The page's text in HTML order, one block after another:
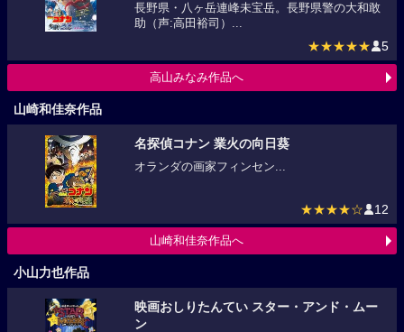
長野県・八ヶ岳連峰未宝岳。長野県警の大和敢
助（声:高田裕司）...
★★★★★ 5
高山みなみ作品へ
山崎和佳奈作品
名探偵コナン 業火の向日葵
オランダの画家フィンセン...
★★★★☆ 12
山崎和佳奈作品へ
小山力也作品
映画おしりたんてい スター・アンド・ムー
ン